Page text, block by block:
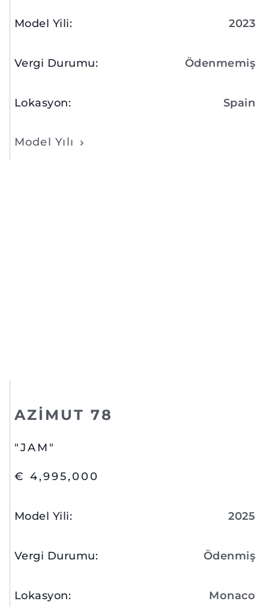
Model Yili: 2023
Vergi Durumu: Ödenmemiş
Lokasyon: Spain
Model Yılı
AZIMUT 78
"JAM"
€ 4,995,000
Model Yili: 2025
Vergi Durumu: Ödenmiş
Lokasyon: Monaco